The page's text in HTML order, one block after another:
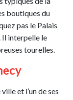
boutiques du
pas le Palais
Il interpelle le
tourelles.
et l’un de ses